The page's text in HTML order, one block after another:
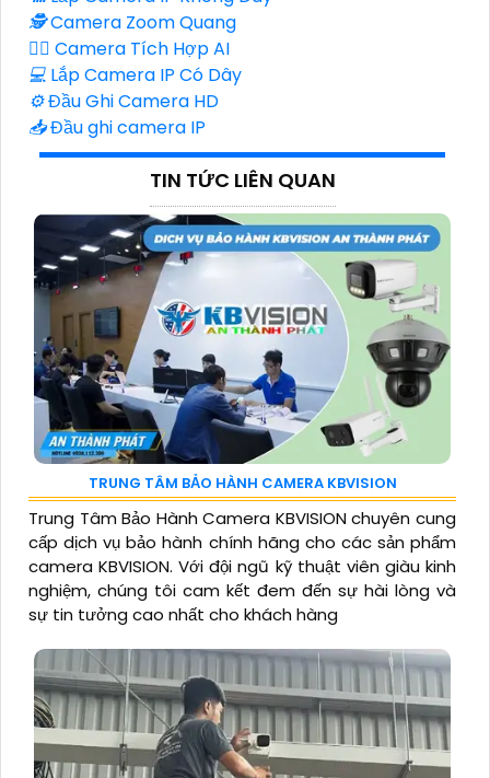
🕵️Camera Zoom Quang
🧛‍♀️ Camera Tích Hợp AI
💻 Lắp Camera IP Có Dây
⚙️Đầu Ghi Camera HD
📥Đầu ghi camera IP
TIN TỨC LIÊN QUAN
TRUNG TÂM BẢO HÀNH CAMERA KBVISION
Trung Tâm Bảo Hành Camera KBVISION chuyên cung
cấp dịch vụ bảo hành chính hãng cho các sản phẩm
camera KBVISION. Với đội ngũ kỹ thuật viên giàu kinh
nghiệm, chúng tôi cam kết đem đến sự hài lòng và
sự tin tưởng cao nhất cho khách hàng